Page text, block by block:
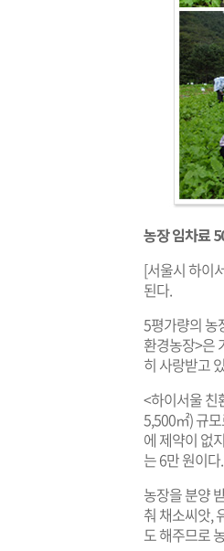
농장 임차료
[서울시 하이
된다.
5평가량의 농
환경농장>은
히 사랑받고
<하이서울 친
5,500㎡) 규
에 제약이 없
는 6만 원이
농장을 분양
춰 채소씨앗,
도 해주므로